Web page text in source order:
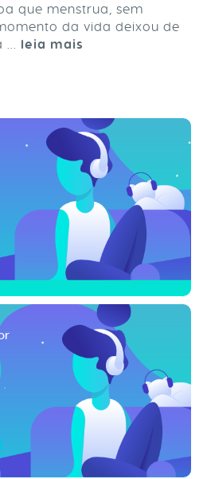
que menstrua, sem
da vida deixou de
leia mais